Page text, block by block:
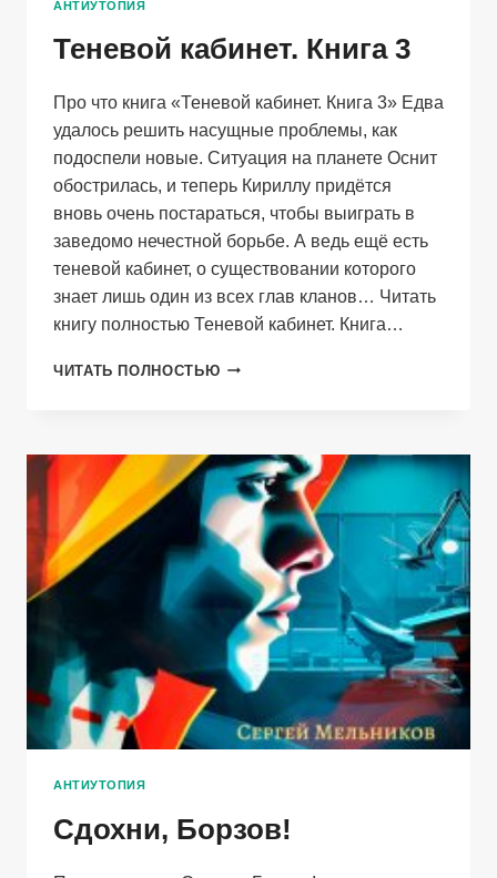
АНТИУТОПИЯ
Теневой кабинет. Книга 3
Про что книга «Теневой кабинет. Книга 3» Едва
удалось решить насущные проблемы, как
подоспели новые. Ситуация на планете Оснит
обострилась, и теперь Кириллу придётся
вновь очень постараться, чтобы выиграть в
заведомо нечестной борьбе. А ведь ещё есть
теневой кабинет, о существовании которого
знает лишь один из всех глав кланов… Читать
книгу полностью Теневой кабинет. Книга…
ЧИТАТЬ ПОЛНОСТЬЮ ТЕНЕВОЙ
АНТИУТОПИЯ
Сдохни, Борзов!